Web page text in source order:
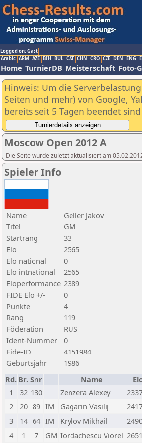
Logged on: Gast
Arabic ARM AZE BIH BUL CAT CHN CRO CZE DEN ENG
Home TurnierDB Meisterschaft Foto-
Hinweis: Um die
Seiten und mehr) von Google,
bereits seit 5 Tagen beendet
Moscow Open 2012 A
Die Seite wurde zuletzt aktualisiert am
Spieler Info
Name
Geller Jakov
Titel
GM
Startrang
33
Elo
2565
Elo national
0
Elo intnational
2565
Eloperformance 2389
FIDE Elo +/-
0
Punkte
4
Rang
119
Föderation
RUS
Ident-Nummer
0
Fide-ID
4151984
Geburtsjahr
1986
Rd. Br. Snr Name
1
32 130 Zenzera Alexey 2337
2
20 89 IM Gagarin Vasilij 2417
3
14 64 IM Krylov Mikhail 2490
4
1 7 GM Iordachescu Viorel 2651